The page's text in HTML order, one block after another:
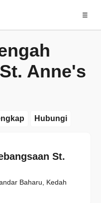
☰
Anne's
Hubungi
St.
Baharu, Kedah